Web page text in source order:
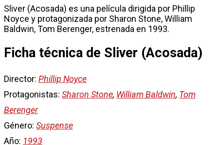
Sliver (Acosada) es una película dirigida por Phillip
Noyce y protagonizada por Sharon Stone, William
Baldwin, Tom Berenger, estrenada en 1993.
Ficha técnica de Sliver (Acosada)
Director: Phillip Noyce
Protagonistas: Sharon Stone, William Baldwin, Tom
Berenger
Género: Suspense
Año: 1993